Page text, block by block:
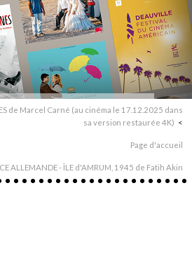
de Marcel Carné (au cinéma le 17.12.2025 dans
sa version restaurée 4K)
Page d'accueil
ALLEMANDE - ÎLE d'AMRUM, 1945 de Fatih Akin